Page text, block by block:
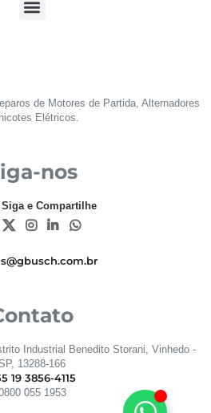
de Motores de Partida, Alternadores
Elétricos.
nos
e Compartilhe
Industrial Benedito Storani, Vinhedo -
13288-166
19 3856-4115
055 1953